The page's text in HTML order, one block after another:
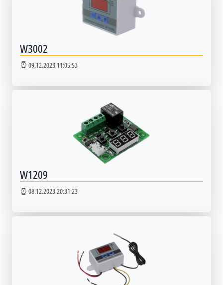
W3002
09.12.2023 11:05:53
W1209
08.12.2023 20:31:23